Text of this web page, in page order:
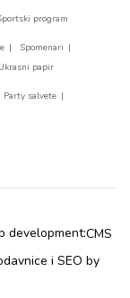
program
Spomenari
papir
Party salvete
development:CMS
i SEO by